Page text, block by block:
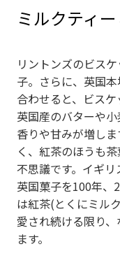
ミルクティ
リントンズのビス
子。さらに、英国
合わせると、ビスケ
英国産のバターや小
香りや甘みが増し
く、紅茶のほうも
不思議です。イギ
英国菓子を100年、
は紅茶(とくにミル
愛され続ける限り
ます。